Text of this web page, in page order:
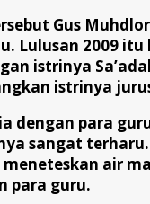
Gus
Lulusan 2009 itu
istrinya
istrinya
dengan para
sangat
meneteskan air
para guru.